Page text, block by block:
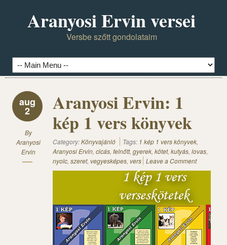
Aranyosi Ervin versei
Versbe szőtt gondolataim
aug
2
By
Aranyosi
Ervin
Aranyosi Ervin: 1
kép 1 vers könyvek
Category:Könyvajánló Tags: 1 kép 1 vers könyvek,
Aranyosi Ervin, cicás, felnőtt, gyerek, kötet, kutyás, lovas,
nyolc, szeret, vegyesképes, vers Leave a Comment